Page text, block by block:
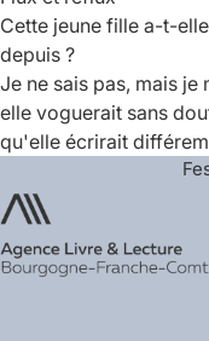
Cette jeune fille a-t-
depuis ?
Je ne sais pas, mais
elle voguerait sans
qu'elle écrirait